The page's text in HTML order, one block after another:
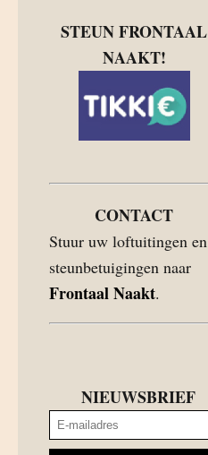
STEUN FRONTAAL
NAAKT!
CONTACT
Stuur uw loftuitingen en
steunbetuigingen naar
Frontaal Naakt.
NIEUWSBRIEF